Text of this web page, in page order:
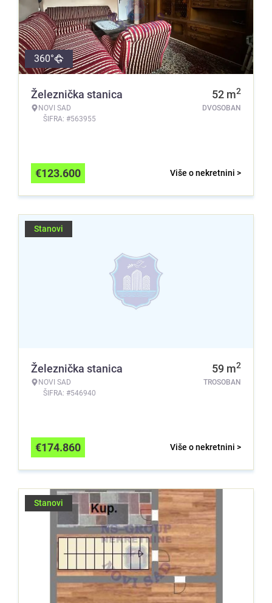
360°
Železnička stanica
NOVI SAD
ŠIFRA: #563955
52 m2
DVOSOBAN
Više o nekretnini >
€123.600
Stanovi
Železnička stanica
NOVI SAD
ŠIFRA: #546940
59 m2
TROSOBAN
Više o nekretnini >
€174.860
Stanovi